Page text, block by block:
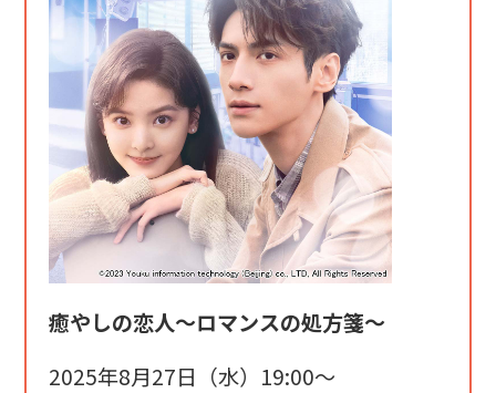
癒やしの恋人～ロマンスの処方箋～
2025年8月27日（水）19:00〜